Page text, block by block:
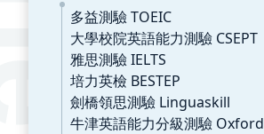
多益測驗 TOEIC
大學校院英語能力測驗 CSEPT
雅思測驗 IELTS
培力英檢 BESTEP
劍橋領思測驗 Linguaskill
牛津英語能力分級測驗 Oxford